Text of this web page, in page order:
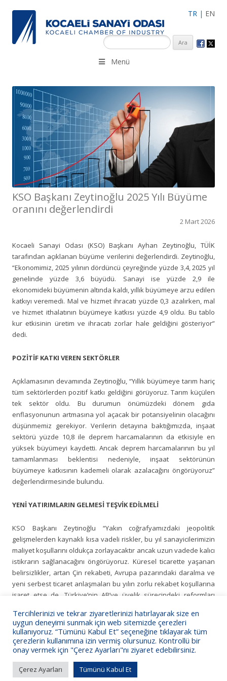
TR | EN
KSO 3500’ü aşkın sanayi kuruluşuna uzman çalışanları ile İzmit
Merkez, Çayırova, Dilovası, Gebze ve İMES OSB’deki ofisleri ile
Menü
KSO Başkanı Zeytinoğlu 2025 Yılı Büyüme
oranını değerlendirdi
2 Mart 2026
Kocaeli Sanayi Odası (KSO) Başkanı Ayhan Zeytinoğlu, TÜİK
tarafından açıklanan büyüme verilerini değerlendirdi. Zeytinoğlu,
“Ekonomimiz, 2025 yılının dördüncü çeyreğinde yüzde 3,4, 2025 yıl
genelinde yüzde 3,6 büyüdü. Sanayi ise yüzde 2,9 ile
ekonomideki büyümenin altında kaldı, yıllık büyümeye arzu edilen
katkıyı veremedi. Mal ve hizmet ihracatı yüzde 0,3 azalırken, mal
ve hizmet ithalatının büyümeye katkısı yüzde 4,9 oldu. Bu tablo
kur etkisinin üretim ve ihracatı zorlar hale geldiğini gösteriyor”
dedi.
POZİTİF KATKI VEREN SEKTÖRLER
Açıklamasının devamında Zeytinoğlu, “Yıllık büyümeye tarım hariç
tüm sektörlerden pozitif katkı geldiğini görüyoruz. Tarım küçülen
tek sektör oldu. Bu durumun önümüzdeki dönem gıda
enflasyonunun artmasına yol açacak bir potansiyelinin olacağını
düşünmemiz gerekiyor. Verilerin detayına baktığımızda, inşaat
sektörü yüzde 10,8 ile deprem harcamalarının da etkisiyle en
yüksek büyümeyi kaydetti. Ancak deprem harcamalarının bu yıl
tamamlanması beklentisi nedeniyle, inşaat sektörünün
büyümeye katkısının kademeli olarak azalacağını öngörüyoruz”
değerlendirmesinde bulundu.
YENİ YATIRIMLARIN GELMESİ TEŞVİK EDİLMELİ
KSO Başkanı Zeytinoğlu “Yakın coğrafyamızdaki jeopolitik
gelişmelerden kaynaklı kısa vadeli riskler, bu yıl sanayicilerimizin
maliyet koşullarını oldukça zorlayacaktır ancak uzun vadede kalıcı
istikrarın sağlanacağını öngörüyoruz. Küresel ticarette yaşanan
belirsizlikler, artan Çin rekabeti, Avrupa pazarındaki daralma ve
yeni serbest ticaret anlaşmaları bu yılın zorlu rekabet koşullarına
işaret etse de, Türkiye’nin AB’ye üyelik sürecindeki reformları
teşvik edilmesini ve sanayi üretiminde arzu edilen ivmenin tekrar
yakalanmasını oldukça kritik görüyoruz” şeklinde konuştu.
Tercihlerinizi ve tekrar ziyaretlerinizi hatırlayarak size en
uygun deneyimi sunmak için web sitemizde çerezleri
kullanıyoruz. “Tümünü Kabul Et” seçeneğine tıklayarak tüm
çerezlerin kullanımına izin vermiş olursunuz. Kontrollü bir
onay vermek için "Çerez Ayarları"nı ziyaret edebilirsiniz.
Çerez Ayarları Tümünü Kabul Et